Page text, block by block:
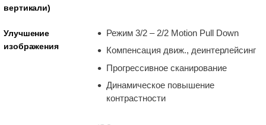
вертикали)
Улучшение
изображения
Режим 3/2 – 2/2 Motion Pull Down
Компенсация движ., деинтерлейсинг
Прогрессивное сканирование
Динамическое повышение
контрастности